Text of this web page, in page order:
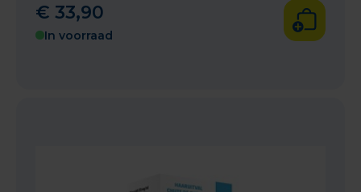
€ 33,90
In voorraad